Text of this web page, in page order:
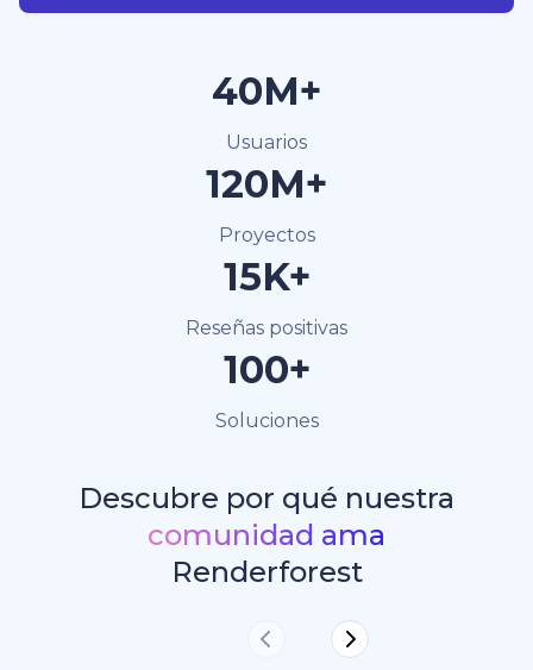
40M+
Usuarios
120M+
Proyectos
15K+
Reseñas positivas
100+
Soluciones
Descubre por qué nuestra
comunidad ama
Renderforest